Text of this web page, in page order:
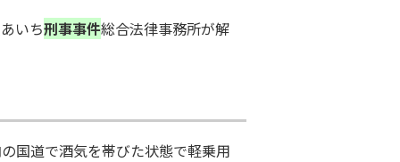
いち刑事事件総合法律事務所が解
国道で酒気を帯びた状態で軽乗用